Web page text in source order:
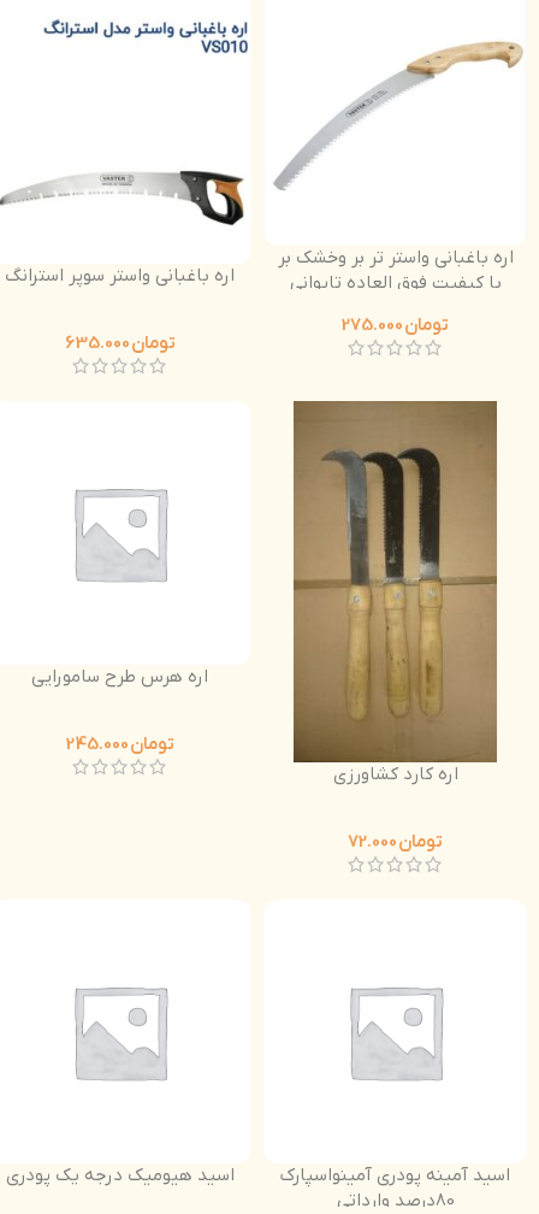
اره باغبانی واستر تر بر وخشک بر
با کیفیت فوق العاده تایوانی
تومان
اره باغبانی واستر سوپر استرانگ
تومان
اره کارد کشاورزی
تومان
اره هرس طرح سامورایی
تومان
اسید آمینه پودری آمینواسپارک
80درصد وارداتی
اسید هیومیک درجه یک پودری